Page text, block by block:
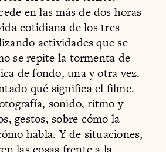
en las más de dos horas
cotidiana de los tres
actividades que se
se repite la tormenta de
de fondo, una y otra vez.
qué significa el filme.
sonido, ritmo y
gestos, sobre cómo la
habla. Y de situaciones,